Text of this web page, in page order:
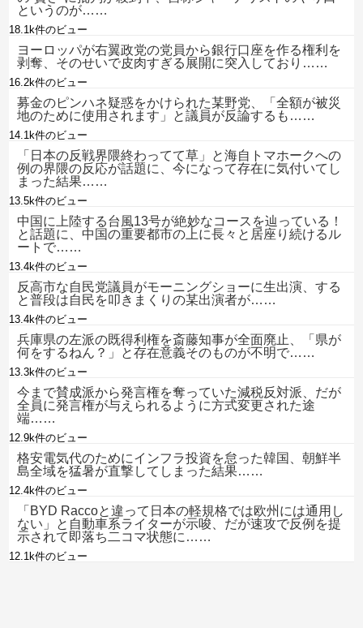
というのが……
18.1k件のビュー
ヨーロッパが右翼政党の党員から銀行口座を作る権利を
剥奪、そのせいで皮肉すぎる展開に突入しており……
16.2k件のビュー
募金のピンハネ疑惑をかけられた某野党、「全額が被災
地のために使用されます」と議員が反論するも……
14.1k件のビュー
「日本の反戦界隈終わってて草」と海自トマホークへの
例の界隈の反応が話題に、今になって存在に気付いてし
まった結果……
13.5k件のビュー
中国に上陸する台風13号が絶妙なコースを辿っている！
と話題に、中国の重要都市の上に長々と居座り続けるル
ートで……
13.4k件のビュー
反高市な自民党議員がモーニングショーに生出演、する
と普段は自民を叩きまくりの某出演者が……
13.4k件のビュー
兵庫県の左派の既得利権を斎藤知事が全面廃止、「県が
何をするねん？」と存在意義そのものが不明で……
13.3k件のビュー
今まで賛成派から発言権を奪っていた減税反対派、だが
全員に発言権が与えられるように方式変更された途
端……
12.9k件のビュー
格安電気代のためにインフラ投資を怠った韓国、朝鮮半
島全域を猛暑が直撃してしまった結果……
12.4k件のビュー
「BYD Raccoと違って日本の軽規格では欧州には通用し
ない」と自動車系ライターが示唆、だが速攻で反例を提
示されて即落ち二コマ状態に……
12.1k件のビュー